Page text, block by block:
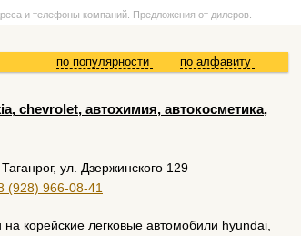
и телефоны компаний. Предложения от дилеров.
по алфавиту
по популярности
сhevrolet, автохимия, автокосметика,
ул. Дзержинского 129
(928) 966-08-41
корейские легковые автомобили hyundai,